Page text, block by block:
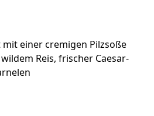
einer cremigen Pilzsoße
Reis, frischer Caesar-